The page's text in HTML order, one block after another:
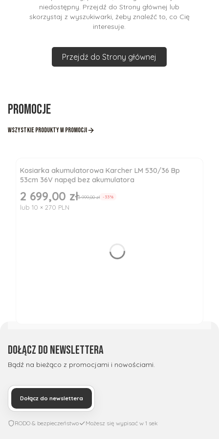
niedostępny. Przejdź do Strony głównej lub
skorzystaj z wyszukiwarki, żeby znaleźć to, co Cię
interesuje.
Przejdź do Strony głównej
Promocje
Wszystkie produkty w promocji
Kosiarka akumulatorowa Karcher LM 530/36 Bp
53cm 36V napęd bez akumulatora
Cena promocyjna
2 699,00 zł3 999,00 zł -33%
lub 10 × 270 PLN
Dołącz do newslettera
Bądź na bieżąco z promocjami i nowościami.
Dołącz do newslettera
RODO & bezpieczeństwo Możesz się wypisać w 1 sek